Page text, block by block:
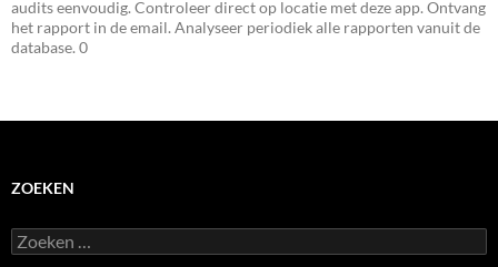
audits eenvoudig. Controleer direct op locatie met deze app. Ontvang
het rapport in de email. Analyseer periodiek alle rapporten vanuit de
database. 0
ZOEKEN
Zoeken
naar: